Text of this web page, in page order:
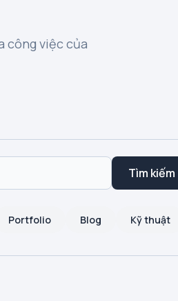
công việc của
Tìm kiếm
Portfolio Blog Kỹ thuật